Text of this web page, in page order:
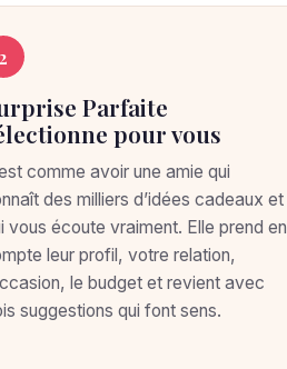
2
Parfaite
pour vous
comme avoir une amie qui
des milliers d’idées cadeaux et
vous écoute vraiment. Elle prend en
leur profil, votre relation,
le budget et revient avec
suggestions qui font sens.